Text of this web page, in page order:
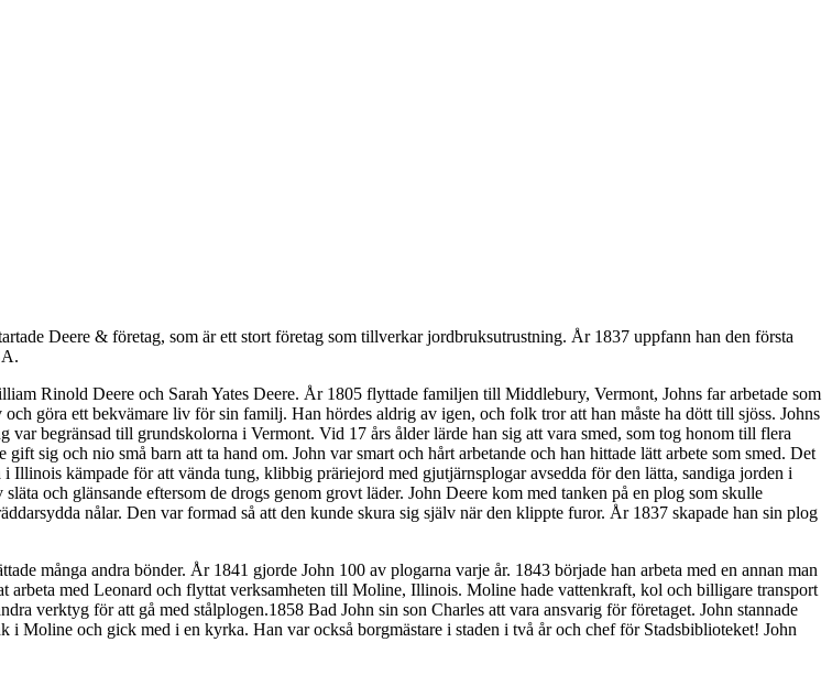
Deere & företag, som är ett stort företag som tillverkar jordbruksutrustning. År 1837 uppfann han den första
Rinold Deere och Sarah Yates Deere. År 1805 flyttade familjen till Middlebury, Vermont, Johns far arbetade som
göra ett bekvämare liv för sin familj. Han hördes aldrig av igen, och folk tror att han måste ha dött till sjöss. Johns
begränsad till grundskolorna i Vermont. Vid 17 års ålder lärde han sig att vara smed, som tog honom till flera
sig och nio små barn att ta hand om. John var smart och hårt arbetande och han hittade lätt arbete som smed. Det
kämpade för att vända tung, klibbig präriejord med gjutjärnsplogar avsedda för den lätta, sandiga jorden i
och glänsande eftersom de drogs genom grovt läder. John Deere kom med tanken på en plog som skulle
nålar. Den var formad så att den kunde skura sig själv när den klippte furor. År 1837 skapade han sin plog
många andra bönder. År 1841 gjorde John 100 av plogarna varje år. 1843 började han arbeta med en annan man
med Leonard och flyttat verksamheten till Moline, Illinois. Moline hade vattenkraft, kol och billigare transport
verktyg för att gå med stålplogen.1858 Bad John sin son Charles att vara ansvarig för företaget. John stannade
i Moline och gick med i en kyrka. Han var också borgmästare i staden i två år och chef för Stadsbiblioteket! John